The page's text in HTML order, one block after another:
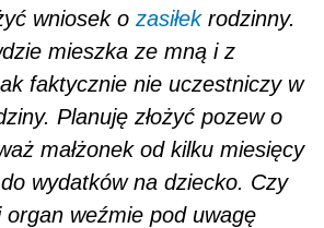
wniosek o zasiłekrodzinny.
mieszka ze mną i z
faktycznie nie uczestniczy w
Planuję złożyć pozew o
małżonek od kilku miesięcy
wydatków na dziecko. Czy
organ weźmie pod uwagę